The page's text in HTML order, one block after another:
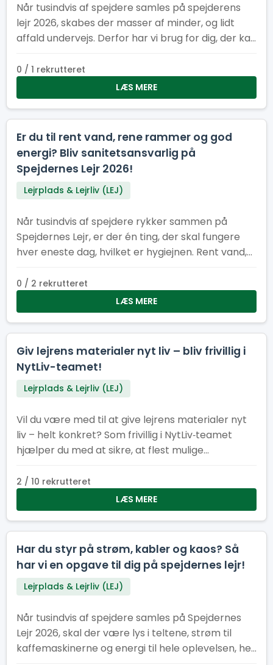
Når tusindvis af spejdere samles på spejderens
lejr 2026, skabes der masser af minder, og lidt
affald undervejs. Derfor har vi brug for dig, der kan
bæredygtig
0 / 1 rekrutteret
LÆS MERE
Er du til rent vand, rene rammer og god
energi? Bliv sanitetsansvarlig på
Spejdernes Lejr 2026!
Lejrplads & Lejrliv (LEJ)
Når tusindvis af spejdere rykker sammen på
Spejdernes Lejr, er der én ting, der skal fungere
hver eneste dag, hvilket er hygiejnen. Rent vand,
er helt afgørende for, at lejren kan køre rundt og
være et trygt og rart sted for alle
0 / 2 rekrutteret
LÆS MERE
Giv lejrens materialer nyt liv – bliv frivillig i
NytLiv-teamet!
Lejrplads & Lejrliv (LEJ)
Vil du være med til at give lejrens materialer nyt
liv – helt konkret? Som frivillig i NytLiv‑teamet
hjælper du med at sikre, at flest mulige
genbrugt i stedet for kasseret.
2 / 10 rekrutteret
LÆS MERE
Har du styr på strøm, kabler og kaos? Så
har vi en opgave til dig på spejdernes lejr!
Lejrplads & Lejrliv (LEJ)
Når tusindvis af spejdere samles på Spejdernes
Lejr 2026, skal der være lys i teltene, strøm til
kaffemaskinerne og energi til hele oplevelsen, her